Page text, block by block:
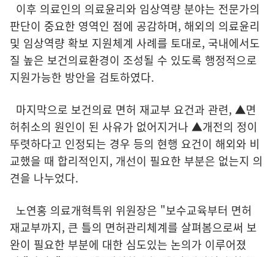
이후 의료인의 의료윤리와 임상역량 분야는 전문가의
판단이 중요한 영역인 점에 공감하며, 해외의 의료윤리
및 임상역량 확보 지원체계 사례를 토대로, 국내에서도
질 높은 보건의료환경이 조성될 수 있도록 행정적으로
지원가능한 방안을 검토하였다.
마지막으로 보건의료 면허 재교부 요건과 관련, ▲면
허취소의 원인이 된 사유가 없어지거나 ▲개전의 정이
뚜렷하다고 인정되는 경우 등의 현행 요건이 해외와 비
교했을 때 합리적인지, 개선이 필요한 부분은 없는지 의
견을 나누었다.
노연홍 의료개혁특위 위원장은 "보수교육부터 면허
재교부까지, 큰 틀의 면허관리체계를 살펴봄으로써 보
완이 필요한 부분에 대한 심도있는 논의가 이루어졌